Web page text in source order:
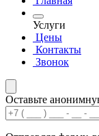
Услуги
Цены
Контакты
Звонок
Оставьте